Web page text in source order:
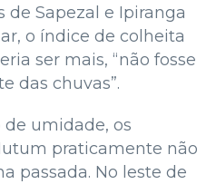
de Sapezal e Ipiranga
o índice de colheita
ser mais, “não fosse
das chuvas”.
de umidade, os
praticamente não
passada. No leste de